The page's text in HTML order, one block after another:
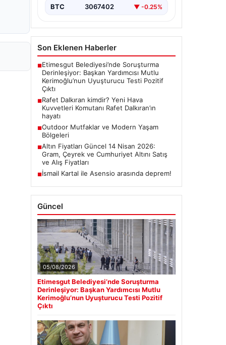
BTC 3067402 ▼ -0.25%
Son Eklenen Haberler
■Etimesgut Belediyesi’nde Soruşturma
Derinleşiyor: Başkan Yardımcısı Mutlu
Kerimoğlu’nun Uyuşturucu Testi Pozitif
Çıktı
■Rafet Dalkıran kimdir? Yeni Hava
Kuvvetleri Komutanı Rafet Dalkıran’ın
hayatı
■Outdoor Mutfaklar ve Modern Yaşam
Bölgeleri
■Altın Fiyatları Güncel 14 Nisan 2026:
Gram, Çeyrek ve Cumhuriyet Altını Satış
ve Alış Fiyatları
■İsmail Kartal ile Asensio arasında deprem!
Güncel
05/08/2026
Etimesgut Belediyesi’nde Soruşturma
Derinleşiyor: Başkan Yardımcısı Mutlu
Kerimoğlu’nun Uyuşturucu Testi Pozitif
Çıktı